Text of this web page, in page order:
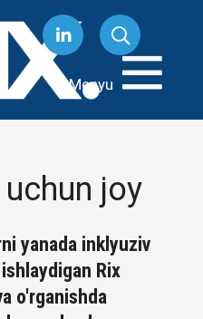
Menyu
joy
yanada inklyuziv
Rix
o'rganishda